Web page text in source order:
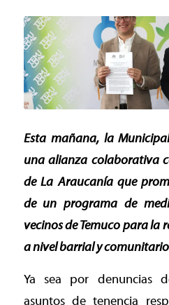
Esta mañana, la
una alianza colaborativa
de La Araucanía que
de un programa de
vecinos de Temuco para la
a nivel barrial y
Ya sea por denuncias
asuntos de tenencia